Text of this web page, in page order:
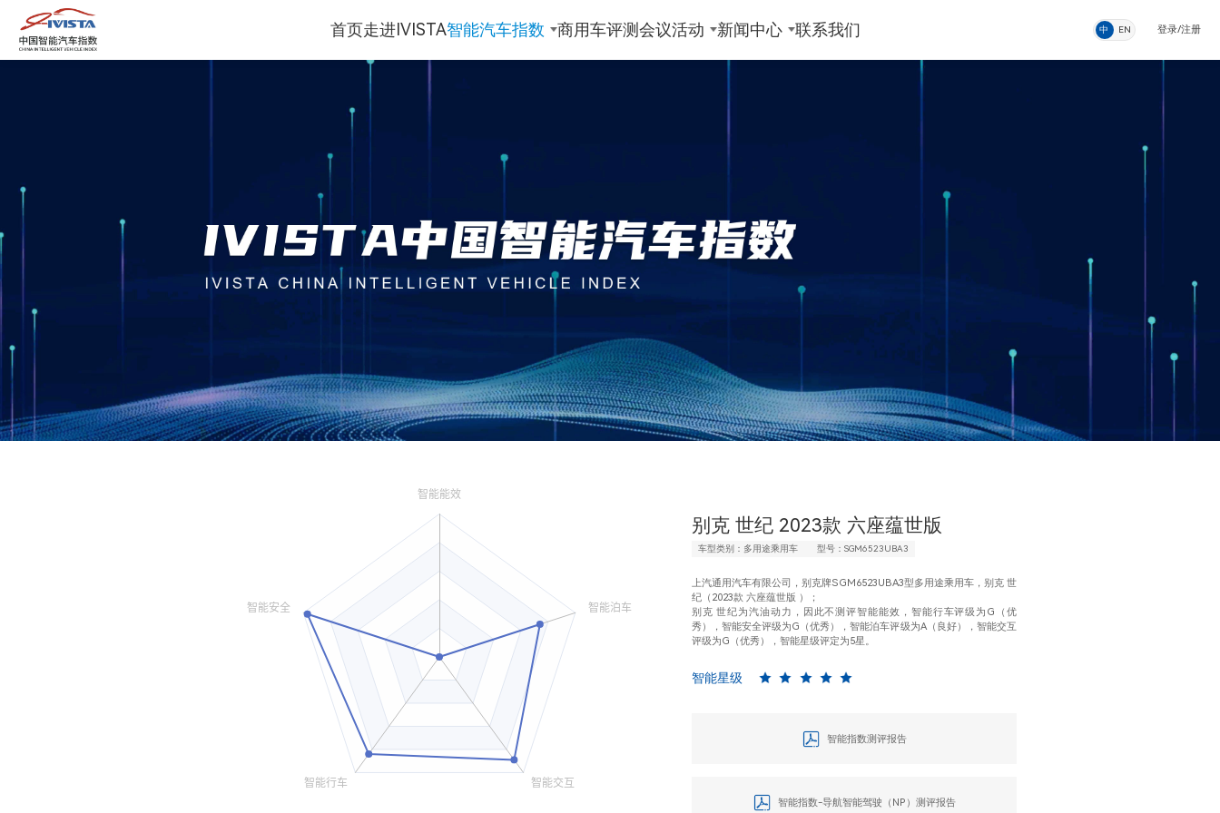
首页走进IVISTA智能汽车指数 商用车评测会议活动 新闻中心 联系我们 中 EN 登录/注册
别克 世纪 2023款 六座蕴世版
车型类别：多用途乘用车 型号：SGM6523UBA3
上汽通用汽车有限公司，别克牌SGM6523UBA3型多用途乘用车，别克 世
纪（2023款 六座蕴世版 ）；
别克 世纪为汽油动力，因此不测评智能能效，智能行车评级为G（优
秀），智能安全评级为G（优秀），智能泊车评级为A（良好），智能交互
评级为G（优秀），智能星级评定为5星。
智能星级
智能指数测评报告
智能指数-导航智能驾驶（NP）测评报告